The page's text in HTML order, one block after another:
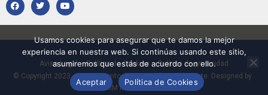
Aviso Legal–Política de Cookies –Política de privacidad
© Copyright 2023, Ayuntamiento de Casarrubios del Monte. Designed by
RIM Informática.
Usamos cookies para asegurar que te damos la mejor
experiencia en nuestra web. Si continúas usando este sitio,
asumiremos que estás de acuerdo con ello.
Aceptar
Política de Cookies